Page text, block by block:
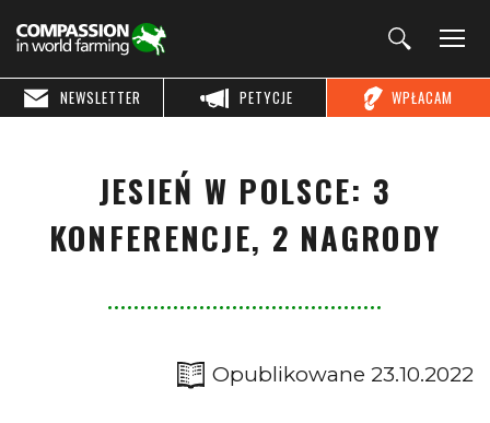
WPŁACAM
PETYCJE
NEWSLETTER
JESIEŃ W POLSCE: 3
KONFERENCJE, 2 NAGRODY
Opublikowane 23.10.2022